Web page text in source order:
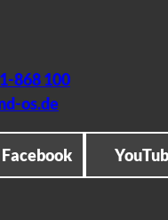
868 100
os.de
Facebook